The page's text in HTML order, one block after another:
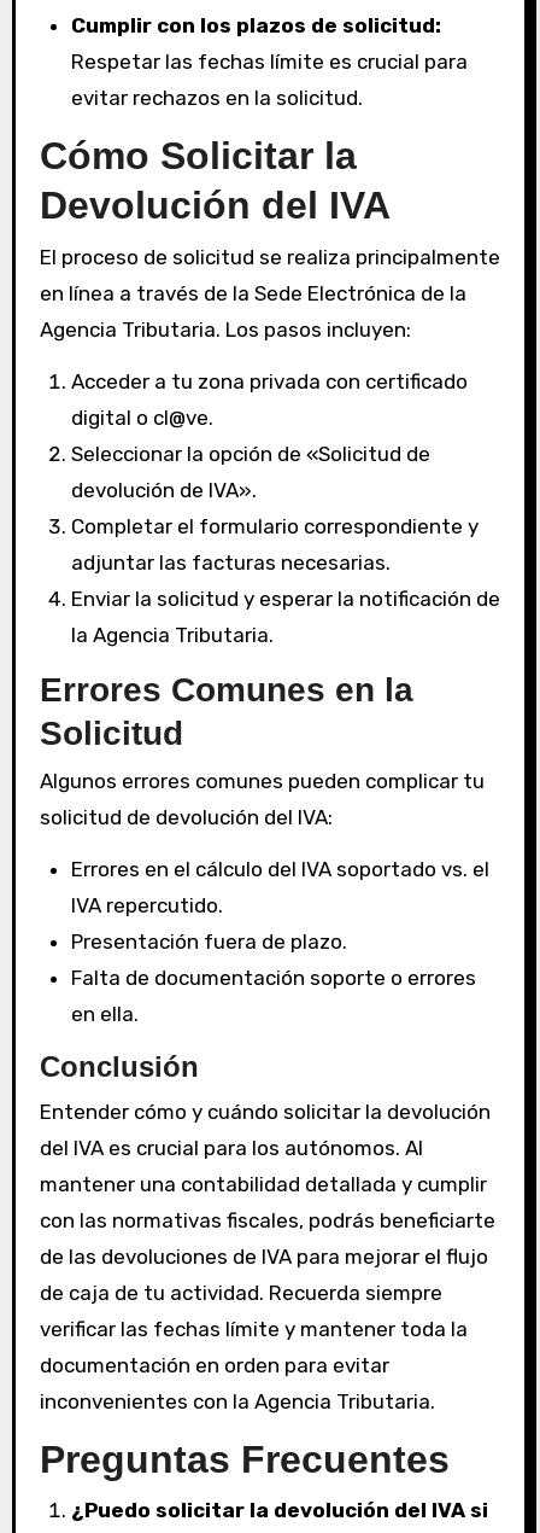
Cumplir con los plazos de solicitud:
Respetar las fechas límite es crucial para
evitar rechazos en la solicitud.
Cómo Solicitar la
Devolución del IVA
El proceso de solicitud se realiza principalmente
en línea a través de la Sede Electrónica de la
Agencia Tributaria. Los pasos incluyen:
Acceder a tu zona privada con certificado
digital o cl@ve.
Seleccionar la opción de «Solicitud de
devolución de IVA».
Completar el formulario correspondiente y
adjuntar las facturas necesarias.
Enviar la solicitud y esperar la notificación de
la Agencia Tributaria.
Errores Comunes en la
Solicitud
Algunos errores comunes pueden complicar tu
solicitud de devolución del IVA:
Errores en el cálculo del IVA soportado vs. el
IVA repercutido.
Presentación fuera de plazo.
Falta de documentación soporte o errores
en ella.
Conclusión
Entender cómo y cuándo solicitar la devolución
del IVA es crucial para los autónomos. Al
mantener una contabilidad detallada y cumplir
con las normativas fiscales, podrás beneficiarte
de las devoluciones de IVA para mejorar el flujo
de caja de tu actividad. Recuerda siempre
verificar las fechas límite y mantener toda la
documentación en orden para evitar
inconvenientes con la Agencia Tributaria.
Preguntas Frecuentes
¿Puedo solicitar la devolución del IVA si